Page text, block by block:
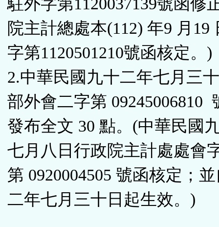
鈕
區
駐外字第1120037139號函修
院主計總處本(112) 年9 月19
字第1120501210號函核定。)
2.中華民國九十二年七月三
部外會二字第 09245006810
發布全文 30 點。(中華民國
七月八日行政院主計處處會
第 0920004505 號函核定；
二年七月三十日起生效。)